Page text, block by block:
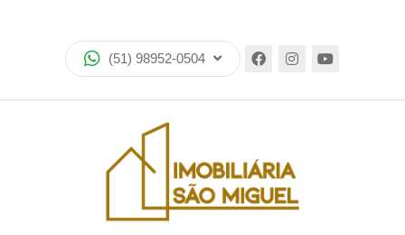
(51) 98952-0504
Imóveis
Encomende seu imóvel